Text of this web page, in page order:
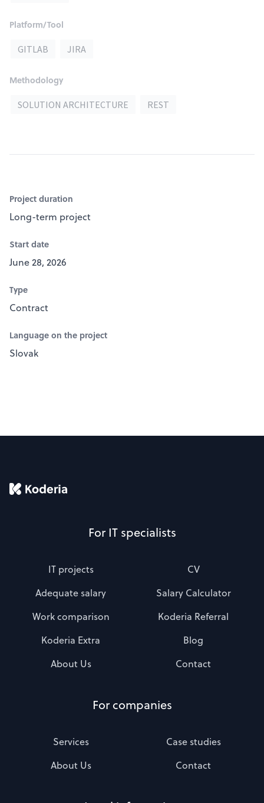
Platform/Tool
GITLAB JIRA
Methodology
SOLUTION ARCHITECTURE REST
Project duration
Long-term project
Start date
June 28, 2026
Type
Contract
Language on the project
Slovak
For IT specialists
IT projects
CV
Adequate salary
Salary Calculator
Work comparison
Koderia Referral
Koderia Extra
Blog
About Us
Contact
For companies
Services
Case studies
About Us
Contact